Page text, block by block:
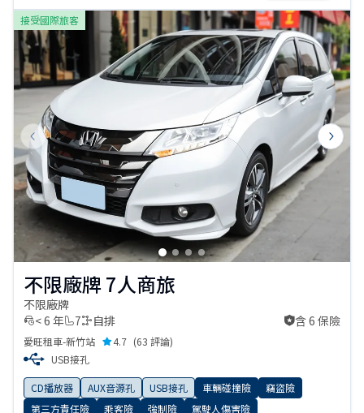
接受國際旅客
Previous slide Next
不限廠牌 7人商旅
不限廠牌
< 6 年
7 自排
含 6 保險 含 6 保險
愛旺租車-新竹站 4.7 (63 評論)
USB接孔
CD播放器 AUX音源孔 USB接孔 車輛碰撞險
竊盜險
第三方責任險
乘客險 強制險 駕駛人傷害險